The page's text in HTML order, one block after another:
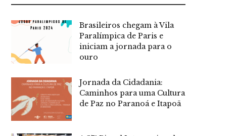
Brasileiros chegam à Vila
Paralímpica de Paris e
iniciam a jornada para o
ouro
Jornada da Cidadania:
Caminhos para uma Cultura
de Paz no Paranoá e Itapoã